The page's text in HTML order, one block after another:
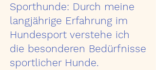
Sporthunde: Durch meine
langjährige Erfahrung im
Hundesport verstehe ich
die besonderen Bedürfnisse
sportlicher Hunde.